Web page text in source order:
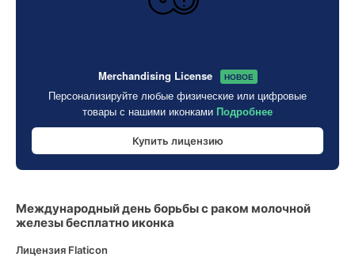
Merchandising License НОВОЕ
Персонализируйте любые физические или цифровые
товары с нашими иконками Подробнее
Купить лицензию
Международный день борьбы с раком молочной
железы бесплатно иконка
Лицензия Flaticon